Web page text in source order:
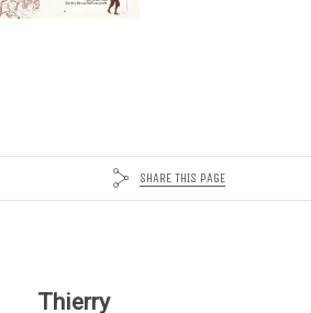
SHARE THIS PAGE
Thierry